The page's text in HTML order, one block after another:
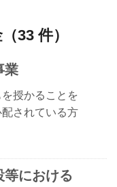
33 件）
業
授かることを
されている方
における